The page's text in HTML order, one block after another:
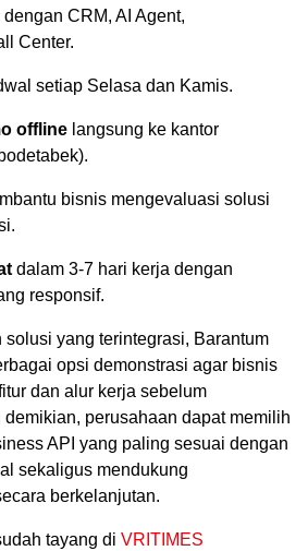
dengan CRM, AI Agent,
Center.
setiap Selasa dan Kamis.
offline langsung ke kantor
bisnis mengevaluasi solusi
dalam 3-7 hari kerja dengan
responsif.
yang terintegrasi, Barantum
opsi demonstrasi agar bisnis
dan alur kerja sebelum
perusahaan dapat memilih
API yang paling sesuai dengan
sekaligus mendukung
berkelanjutan.
tayang di VRITIMES